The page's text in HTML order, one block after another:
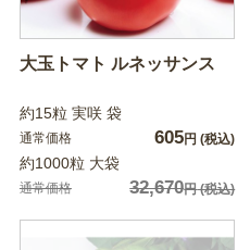
大玉トマト ルネッサンス
約15粒 実咲 袋
通常価格 605円 (税込)
約1000粒 大袋
通常価格 32,670円(税込)